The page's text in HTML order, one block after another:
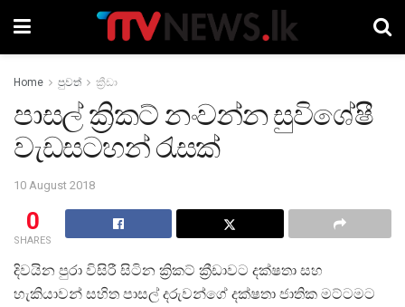
Home පුවත් ක්‍රීඩා
පාසල් ක්‍රිකට් නංවන්න සුවිශේෂී
වැඩසටහන් රැසක්
10 August 2018
0
SHARES
දිවයින පුරා විසිරී සිටින ක්‍රිකට් ක්‍රීඩාවට දක්ෂතා සහ
හැකියාවන් සහිත පාසල් දරුවන්ගේ දක්ෂතා ජාතික මට්ටමට